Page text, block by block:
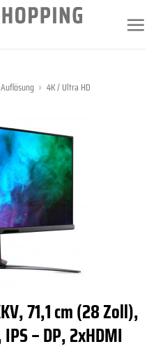
» 4K / Ultra HD
71,1 cm (28 Zoll),
– DP, 2xHDMI